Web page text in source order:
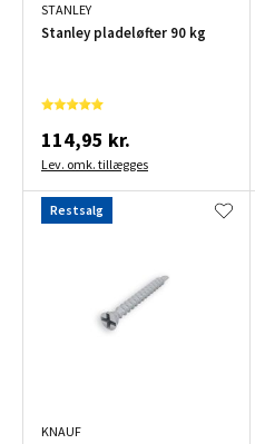
STANLEY
Stanley pladeløfter 90 kg
114,95 kr.
Lev. omk. tillægges
Restsalg
KNAUF